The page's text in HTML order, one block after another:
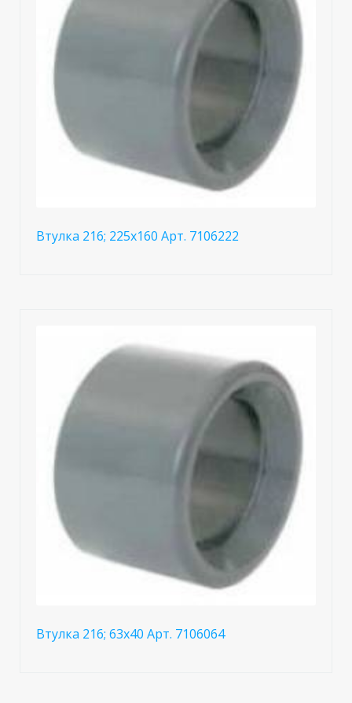
Втулка 216; 225x160 Арт. 7106222
Втулка 216; 63x40 Арт. 7106064